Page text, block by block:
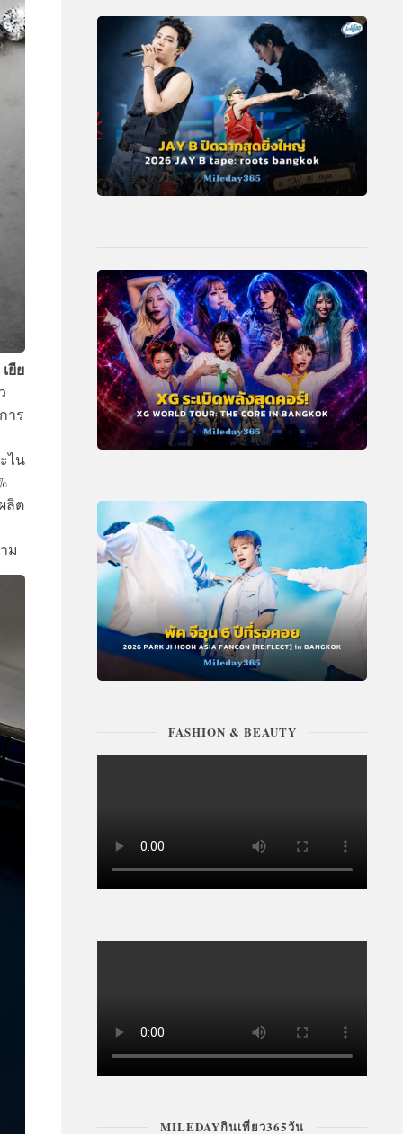
ยีย
าร
ไน
ลิต
ม
FASHION & BEAUTY
MILEDAYกินเที่ยว365วัน